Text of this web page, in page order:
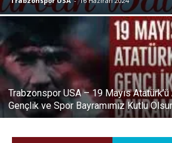
Trabzonspor USA – 19 Mayıs Atatürk’ü
Gençlik ve Spor Bayramımız Kutlu